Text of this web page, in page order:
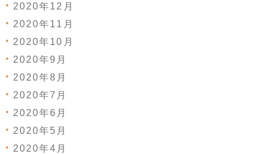
2020年12月
2020年11月
2020年10月
2020年9月
2020年8月
2020年7月
2020年6月
2020年5月
2020年4月